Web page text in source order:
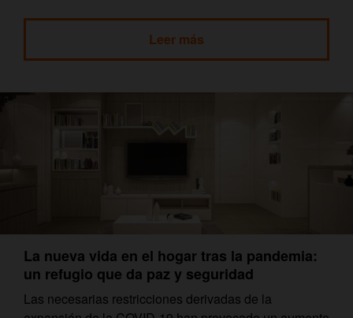
Leer más
La nueva vida en el hogar tras la pandemia:
un refugio que da paz y seguridad
Las necesarias restricciones derivadas de la